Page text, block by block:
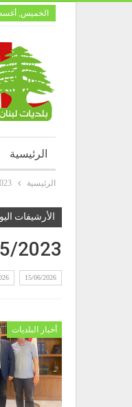
الخميس, أغسطس
الرئيسية
الرئيسية
الأرشيفات
2023
15/06/2026
أخبار البلديات